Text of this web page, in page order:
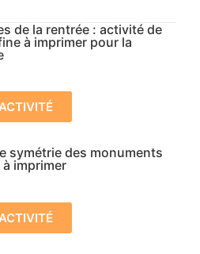
de la rentrée : activité de
à imprimer pour la
symétrie des monuments
à imprimer